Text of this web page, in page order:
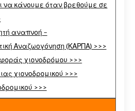
να κάνουμε όταν βρεθούμε σε
αναπνοή –
Αναζωογόνηση (ΚΑΡΠΑ) >>>
χιονοδρόμου >>>
χιονοδρομικού >>>
>>>